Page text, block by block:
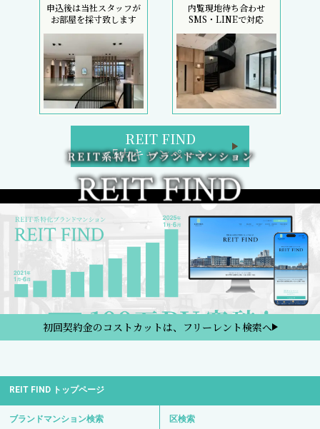
申込後は当社スタッフが
お部屋を採寸致します
内覧現地待ち合わせ
SMS・LINEで対応
REIT FIND
5大キャンペーン
初回契約金のコストカットは、フリーレント検索へ
REIT FIND トップページ
ブランドマンション検索 区検索